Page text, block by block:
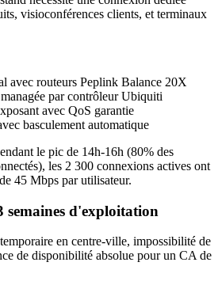
visioconférences clients, et terminaux
avec routeurs Peplink Balance 20X
par contrôleur Ubiquiti
avec QoS garantie
basculement automatique
le pic de 14h-16h (80% des
les 2 300 connexions actives ont
45 Mbps par utilisateur.
semaines d'exploitation
en centre-ville, impossibilité de
de disponibilité absolue pour un CA de